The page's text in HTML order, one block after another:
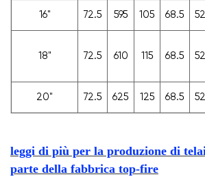
16" 72.5 595 105 68.5
18" 72.5 610 115 68.5
20" 72.5 625 125 68.5
leggi di più per la produzione di
parte della fabbrica top-fire